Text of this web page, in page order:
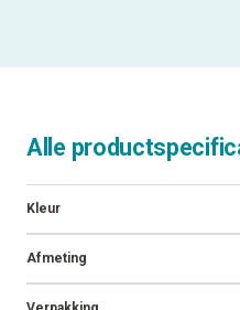
Alle
Kleur
Afmeting